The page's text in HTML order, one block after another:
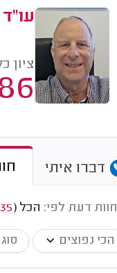
ציון
דברו איתי
חוות דעת לפי: הכל (
35
הכי נפוצים